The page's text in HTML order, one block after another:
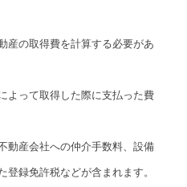
産の取得費を計算する必要があ
よって取得した際に支払った費
動産会社への仲介手数料、設備
登録免許税などが含まれます。